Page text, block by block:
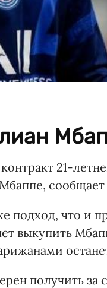
21-
сообщает
что и
выкупить
получить за